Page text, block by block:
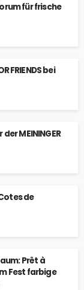
für frische
FRIENDS bei
MEININGER
de
Prêt à
Fest farbige